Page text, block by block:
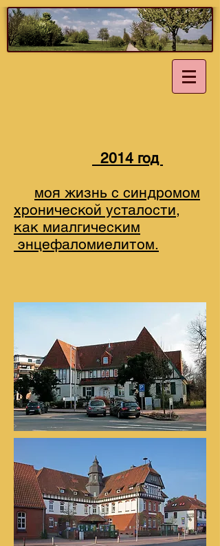
2014 год
моя жизнь с синдромом
хронической усталости,
как миалгическим
энцефаломиелитом.